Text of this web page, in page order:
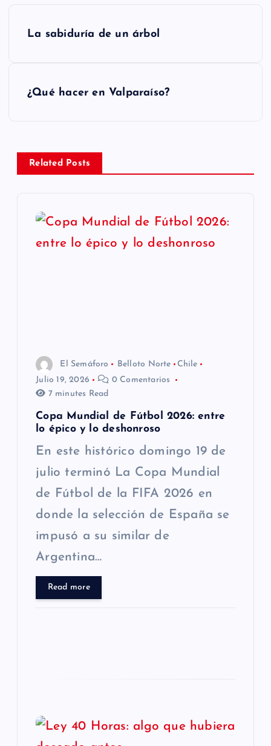
La sabiduría de un árbol
¿Qué hacer en Valparaíso?
Related Posts
El Semáforo Belloto Norte
Chile
Julio 19, 2026
0 Comentarios
7 minutes Read
Copa Mundial de Fútbol 2026: entre
lo épico y lo deshonroso
En este histórico domingo 19 de
julio terminó La Copa Mundial
de Fútbol de la FIFA 2026 en
donde la selección de España se
impusó a su similar de
Argentina…
Read more